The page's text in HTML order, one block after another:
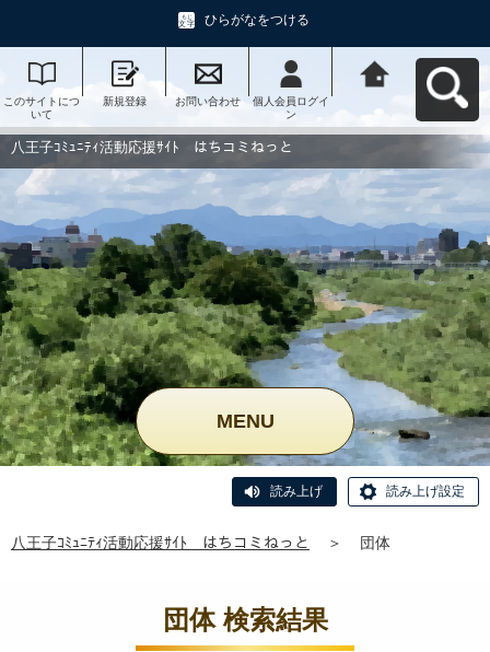
ひらがなをつける
このサイトにつ
いて
新規登録 お問い合わせ
個人会員ログイ
ン
動応援ｻｲﾄ はち
コミねっとへ戻
八王子ｺﾐｭﾆﾃｨ活動応援ｻｲﾄ はちコミねっと
MENU
読み上げ 読み上げ設定
八王子ｺﾐｭﾆﾃｨ活動応援ｻｲﾄ はちコミねっと ＞ 団体
団体 検索結果